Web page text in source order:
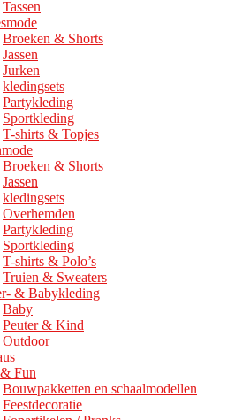
Tassen
Broeken & Shorts
Jassen
Jurken
kledingsets
Partykleding
Sportkleding
T-shirts & Topjes
Broeken & Shorts
Jassen
kledingsets
Overhemden
Partykleding
Sportkleding
T-shirts & Polo’s
Truien & Sweaters
& Babykleding
Baby
Peuter & Kind
Fun
Bouwpakketten en schaalmodellen
Feestdecoratie